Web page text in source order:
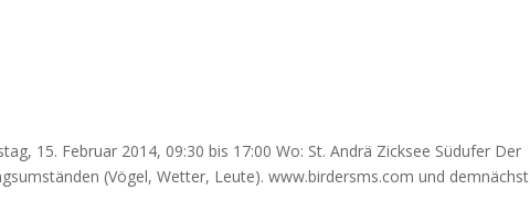
15. Februar 2014, 09:30 bis 17:00 Wo: St. Andrä Zicksee Südufer Der
(Vögel, Wetter, Leute). www.birdersms.com und demnächst